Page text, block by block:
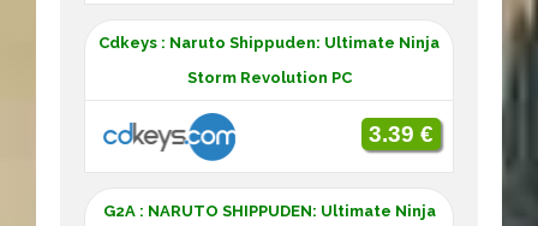
Cdkeys : Naruto Shippuden: Ultimate Ninja
Storm Revolution PC
3.39 €
G2A : NARUTO SHIPPUDEN: Ultimate Ninja